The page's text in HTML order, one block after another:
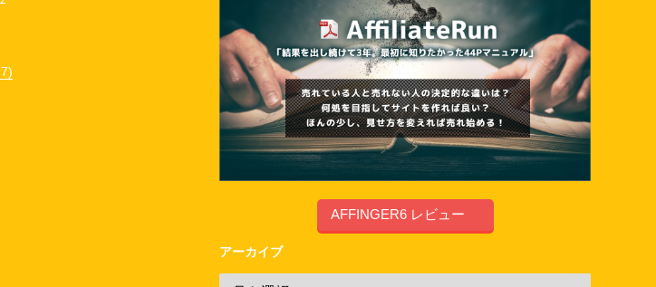
AFFINGER6 レビュー
アーカイブ